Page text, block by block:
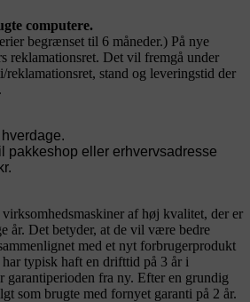
computere.
begrænset til 6 måneder.) På nye
reklamationsret. Det vil fremgå under
stand og leveringstid der
hverdage.
pakkeshop eller erhvervsadresse
af høj kvalitet, der er
år. Det betyder, at de vil være bedre
med et nyt forbrugerprodukt
typisk haft en drifttid på 3 år i
garantiperioden fra ny. Efter en grundig
som brugte med fornyet garanti på 2 år.